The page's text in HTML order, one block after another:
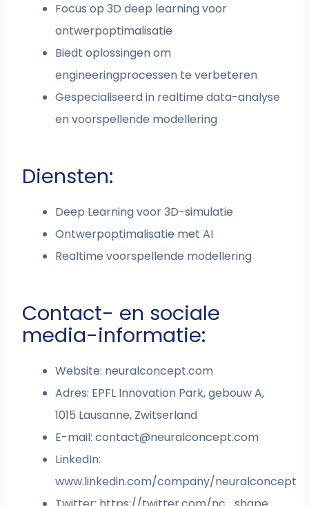
Focus op 3D deep learning voor
ontwerpoptimalisatie
Biedt oplossingen om
engineeringprocessen te verbeteren
Gespecialiseerd in realtime data-analyse
en voorspellende modellering
Diensten:
Deep Learning voor 3D-simulatie
Ontwerpoptimalisatie met AI
Realtime voorspellende modellering
Contact- en sociale
media-informatie:
Website: neuralconcept.com
Adres: EPFL Innovation Park, gebouw A,
1015 Lausanne, Zwitserland
E-mail:contact@neuralconcept.com
LinkedIn:
www.linkedin.com/company/neuralconcept